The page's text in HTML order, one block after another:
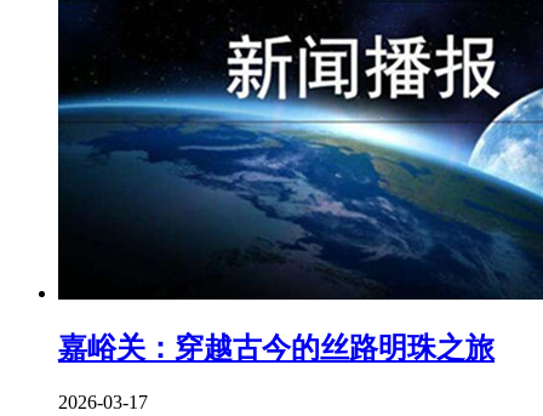
嘉峪关：穿越古今的丝路明珠之旅
2026-03-17